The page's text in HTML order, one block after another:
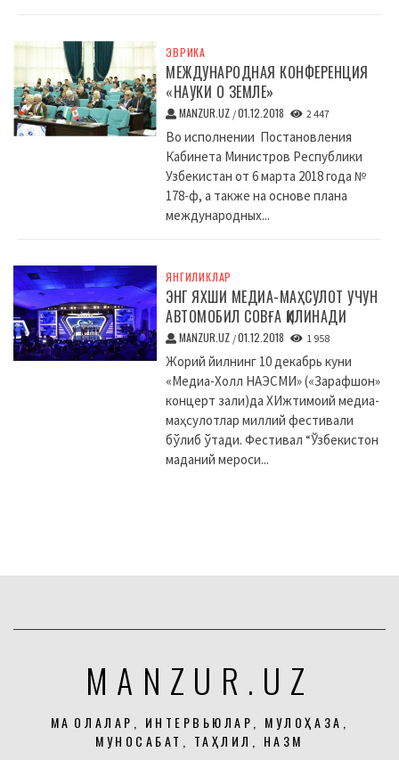
ЭВРИКА
МЕЖДУНАРОДНАЯ КОНФЕРЕНЦИЯ
«НАУКИ О ЗЕМЛЕ»
MANZUR.UZ /01.12.2018 2 447
Во исполнении Постановления
Кабинета Министров Республики
Узбекистан от 6 марта 2018 года №
178-ф, а также на основе плана
международных...
ЯНГИЛИКЛАР
ЭНГ ЯХШИ МЕДИА-МАҲСУЛОТ УЧУН
АВТОМОБИЛ СОВҒА ҚИЛИНАДИ
MANZUR.UZ /01.12.2018 1 958
Жорий йилнинг 10 декабрь куни
«Медиа-Холл НАЭСМИ» («Зарафшон»
концерт зали)да XИжтимоий медиа-
маҳсулотлар миллий фестивали
бўлиб ўтади. Фестивал “Ўзбекистон
маданий мероси...
MANZUR.UZ
МАҚОЛАЛАР, ИНТЕРВЬЮЛАР, МУЛОҲАЗА,
МУНОСАБАТ, ТАҲЛИЛ, НАЗМ